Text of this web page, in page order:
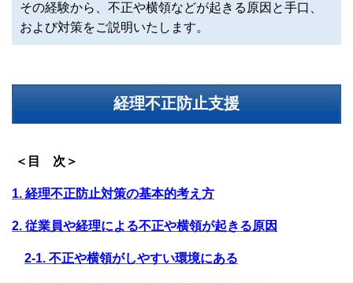
その経験から、不正や横領などが起きる原因と手口、
および対策をご説明いたします。
経理不正防止支援
＜目 次＞
1. 経理不正防止対策の基本的考え方
2. 従業員や経理による不正や横領が起きる原因
2-1. 不正や横領がしやすい環境にある